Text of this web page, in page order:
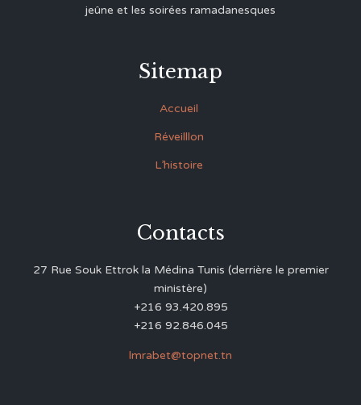
jeûne et les soirées ramadanesques
Sitemap
Accueil
Réveilllon
L’histoire
Contacts
27 Rue Souk Ettrok la Médina Tunis (derrière le premier
ministère)
+216 93.420.895
+216 92.846.045
lmrabet@topnet.tn